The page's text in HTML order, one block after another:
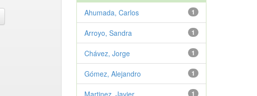
1
Ahumada, Carlos
1
Arroyo, Sandra
1
Chávez, Jorge
1
Gómez, Alejandro
1
Martinez, Javier